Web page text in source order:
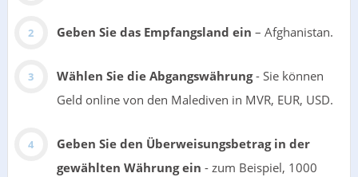
Geben Sie das Empfangsland ein – Afghanistan.
Wählen Sie die Abgangswährung- Sie können
Geld online von den Malediven in MVR, EUR, USD.
Geben Sie den Überweisungsbetrag in der
gewählten Währung ein - zum Beispiel, 1000